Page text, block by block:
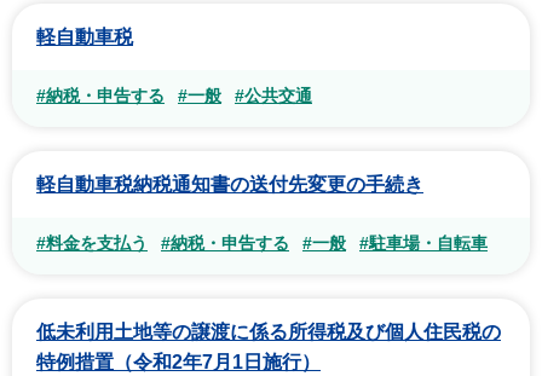
軽自動車税
#納税・申告する #一般 #公共交通
軽自動車税納税通知書の送付先変更の手続き
#料金を支払う #納税・申告する #一般 #駐車場・自転車
低未利用土地等の譲渡に係る所得税及び個人住民税の
特例措置（令和2年7月1日施行）